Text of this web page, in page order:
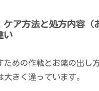
ケア方法と処方内容（
い
ための作戦とお薬の出し
大きく違っています。